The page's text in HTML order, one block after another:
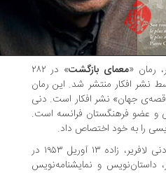
معمای بازگشت
» در ۲۸۲
نشر افکار منتشر شد. این رمان
نشر افکار است. دنی
فرهنگستان فرانسه است.
به خود اختصاص داد.
، مشهور به دنی لافریر، زاده ۱۳ آوریل ۱۹۵۳ در
و نمایشنامه‌نویس